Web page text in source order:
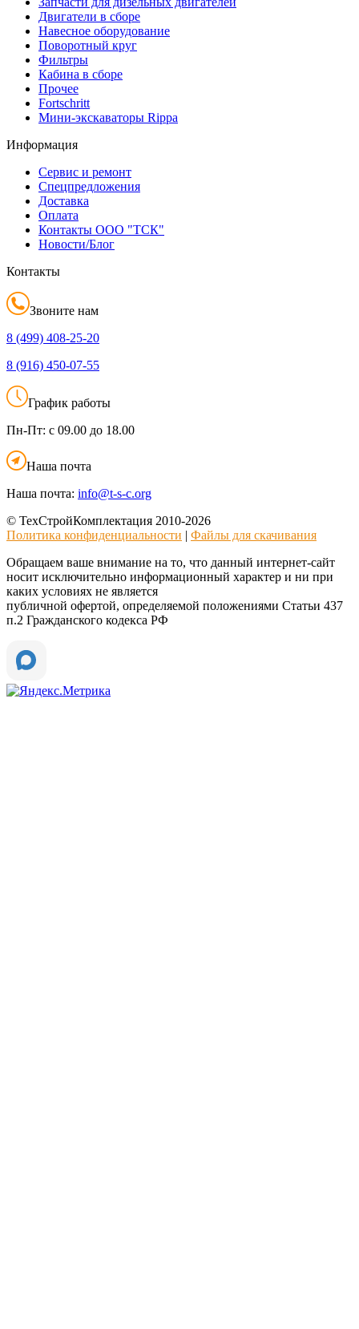
Двигатели в сборе
Навесное оборудование
Поворотный круг
Фильтры
Кабина в сборе
Прочее
Fortschritt
Мини-экскаваторы Rippa
Информация
Сервис и ремонт
Спецпредложения
Доставка
Оплата
Контакты ООО "ТСК"
Новости/Блог
Контакты
Звоните нам
8 (499) 408-25-20
8 (916) 450-07-55
График работы
Пн-Пт: с 09.00 до 18.00
Наша почта
Наша почта: info@t-s-c.org
© ТехСтройКомплектация 2010-2026
Политика конфиденциальности | Файлы для скачивания
Обращаем ваше внимание на то, что данный интернет-сайт
носит исключительно информационный характер и ни при
каких условиях не является
публичной офертой, определяемой положениями Статьи 437
п.2 Гражданского кодекса РФ